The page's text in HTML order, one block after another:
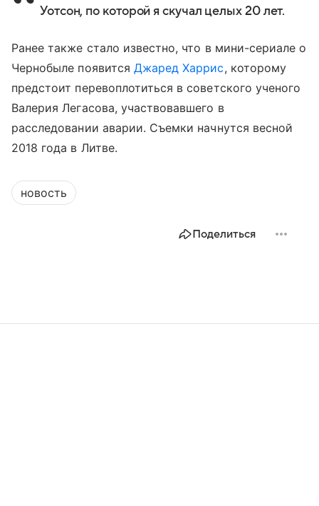
Уотсон, по которой я скучал целых 20 лет.
Ранее также стало известно, что в мини-сериале о
Чернобыле появится Джаред Харрис, которому
предстоит перевоплотиться в советского ученого
Валерия Легасова, участвовавшего в
расследовании аварии. Съемки начнутся весной
2018 года в Литве.
новость
Поделиться